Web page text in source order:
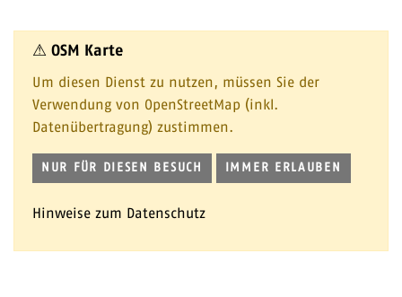
⚠ OSM Karte
Um diesen Dienst zu nutzen, müssen Sie der
Verwendung von OpenStreetMap (inkl.
Datenübertragung) zustimmen.
NUR FÜR DIESEN BESUCH IMMER ERLAUBEN
Hinweise zum Datenschutz